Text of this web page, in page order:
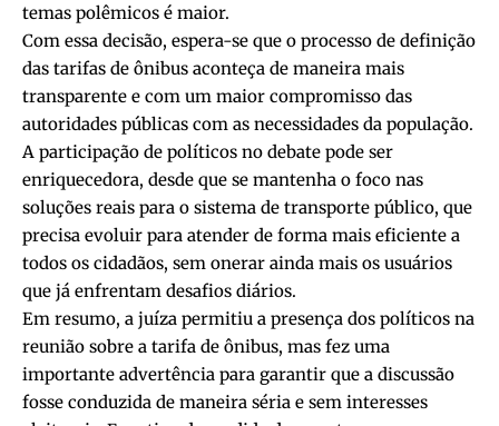
temas polêmicos é maior.
Com essa decisão, espera-se que o processo de definição
das tarifas de ônibus aconteça de maneira mais
transparente e com um maior compromisso das
autoridades públicas com as necessidades da população.
A participação de políticos no debate pode ser
enriquecedora, desde que se mantenha o foco nas
soluções reais para o sistema de transporte público, que
precisa evoluir para atender de forma mais eficiente a
todos os cidadãos, sem onerar ainda mais os usuários
que já enfrentam desafios diários.
Em resumo, a juíza permitiu a presença dos políticos na
reunião sobre a tarifa de ônibus, mas fez uma
importante advertência para garantir que a discussão
fosse conduzida de maneira séria e sem interesses